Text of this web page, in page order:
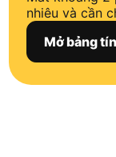
nhiêu và cần
Mở bảng